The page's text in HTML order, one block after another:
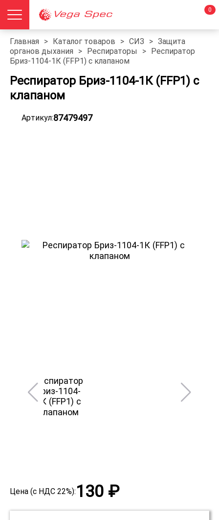
0
Главная > Каталог товаров > СИЗ > Защита
органов дыхания
> Респираторы > Респиратор
Бриз-1104-1К (FFP1) с клапаном
Респиратор Бриз-1104-1К (FFP1) с
клапаном
Артикул:87479497
Цена (с НДС 22%): 130 ₽